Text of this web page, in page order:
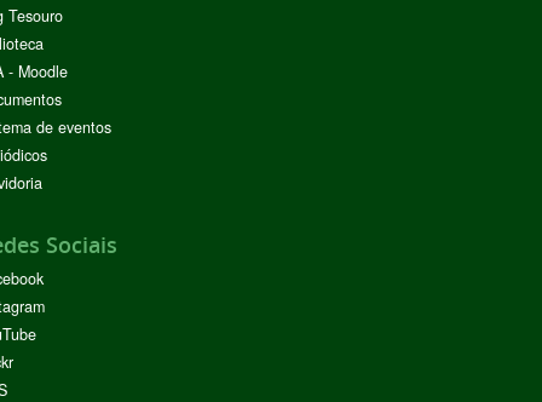
Tesouro
- Moodle
de eventos
Sociais